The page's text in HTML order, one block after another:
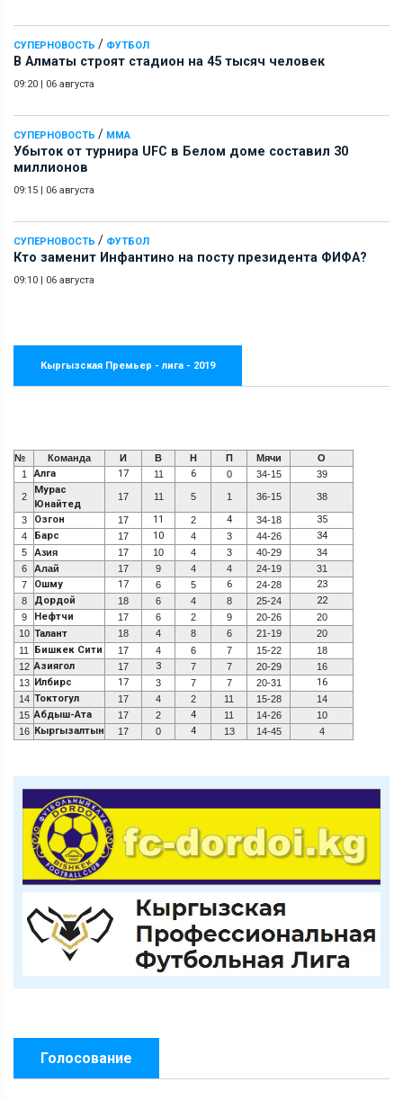
СУПЕРНОВОСТЬ / ФУТБОЛ
В Алматы строят стадион на 45 тысяч человек
09:20 | 06 августа
СУПЕРНОВОСТЬ / ММА
Убыток от турнира UFC в Белом доме составил 30
миллионов
09:15 | 06 августа
СУПЕРНОВОСТЬ / ФУТБОЛ
Кто заменит Инфантино на посту президента ФИФА?
09:10 | 06 августа
Кыргызская Премьер - лига - 2019
№ Команда И В Н П Мячи
О
1
Алга 17 11 6 0 34-15 39
2
Мурас
Юнайтед
17 11 5 1 36-15 38
3 Озгон 17 11 2 4 34-18 35
4 Барс 17 10 4 3 44-26 34
5 Азия 17 10 4 3 40-29
34
6
Алай 17 9 4 4 24-19
31
7
Ошму 17 6 5 6 24-28 23
8 Дордой 18 6 4 8 25-24 22
9 Нефтчи 17 6 2 9 20-26
20
10 Талант 18 4 8 6 21-19
20
11
Бишкек Сити 17 4 6 7 15-22
18
12 Азиягол 17 3 7 7 20-29
16
13 Илбирс 17 3 7 7 20-31 16
14 Токтогул 17 4 2 11 15-28
14
15 Абдыш-Ата 17 2 4 11 14-26
10
16 Кыргызалтын 17 0 4 13 14-45 4
Голосование